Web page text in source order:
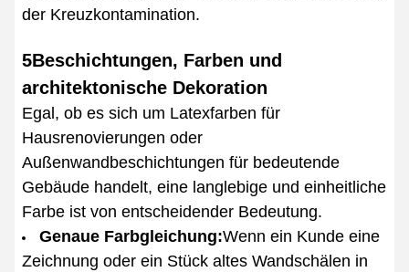
der Kreuzkontamination.
5Beschichtungen, Farben und
architektonische Dekoration
Egal, ob es sich um Latexfarben für
Hausrenovierungen oder
Außenwandbeschichtungen für bedeutende
Gebäude handelt, eine langlebige und einheitliche
Farbe ist von entscheidender Bedeutung.
Genaue Farbgleichung:Wenn ein Kunde eine
Zeichnung oder ein Stück altes Wandschälen in